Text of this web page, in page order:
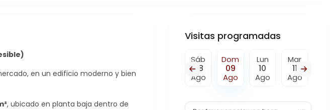
en un edificio moderno y bien
, ubicado en planta baja dentro de
Visitas programadas
14
Ago Ago Ago
Sáb
08
Ago
Dom
09
Ago
Lun
10
Ago
Mar
11
Ago